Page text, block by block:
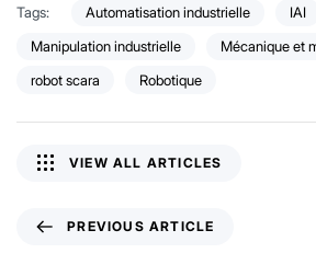
Tags: Automatisation industrielle IAI
Manipulation industrielle
Mécanique et
robot scara
Robotique
PREVIOUS ARTICLE
VIEW ALL ARTICLES